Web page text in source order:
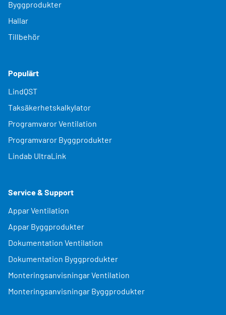
Byggprodukter
Hallar
Tillbehör
Populärt
LindQST
Taksäkerhetskalkylator
Programvaror Ventilation
Programvaror Byggprodukter
Lindab UltraLink
Service & Support
Appar Ventilation
Appar Byggprodukter
Dokumentation Ventilation
Dokumentation Byggprodukter
Monteringsanvisningar Ventilation
Monteringsanvisningar Byggprodukter